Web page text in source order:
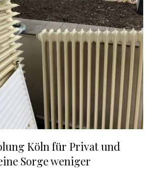
Köln für Privat und
Sorge weniger